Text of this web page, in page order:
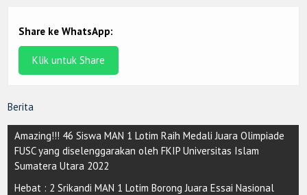
Share ke WhatsApp:
Klik untuk Share
Berita
Post
navigation
Amazing!!! 46 Siswa MAN 1 Lotim Raih Medali Juara Olimpiade
FUSC yang diselenggarakan oleh FKIP Universitas Islam
Sumatera Utara 2022
Hebat : 2 Srikandi MAN 1 Lotim Borong Juara Essai Nasional